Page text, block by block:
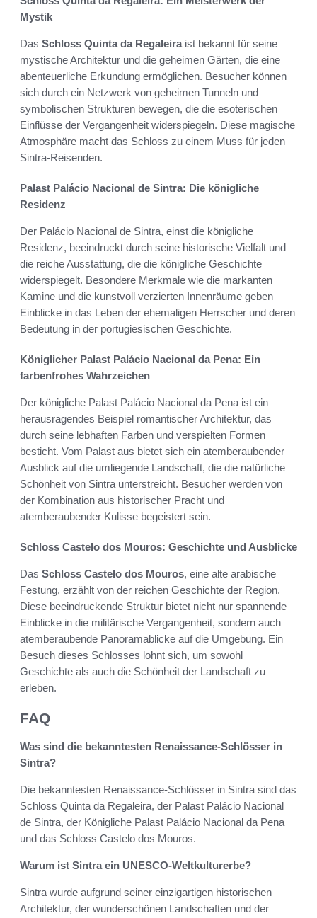
Mystik
Das Schloss Quinta da Regaleiraist bekannt für seine
mystische Architektur und die geheimen Gärten, die eine
abenteuerliche Erkundung ermöglichen. Besucher können
sich durch ein Netzwerk von geheimen Tunneln und
symbolischen Strukturen bewegen, die die esoterischen
Einflüsse der Vergangenheit widerspiegeln. Diese magische
Atmosphäre macht das Schloss zu einem Muss für jeden
Sintra-Reisenden.
Palast Palácio Nacional de Sintra: Die königliche
Residenz
Der Palácio Nacional de Sintra, einst die königliche
Residenz, beeindruckt durch seine historische Vielfalt und
die reiche Ausstattung, die die königliche Geschichte
widerspiegelt. Besondere Merkmale wie die markanten
Kamine und die kunstvoll verzierten Innenräume geben
Einblicke in das Leben der ehemaligen Herrscher und deren
Bedeutung in der portugiesischen Geschichte.
Königlicher Palast Palácio Nacional da Pena: Ein
farbenfrohes Wahrzeichen
Der königliche Palast Palácio Nacional da Pena ist ein
herausragendes Beispiel romantischer Architektur, das
durch seine lebhaften Farben und verspielten Formen
besticht. Vom Palast aus bietet sich ein atemberaubender
Ausblick auf die umliegende Landschaft, die die natürliche
Schönheit von Sintra unterstreicht. Besucher werden von
der Kombination aus historischer Pracht und
atemberaubender Kulisse begeistert sein.
Schloss Castelo dos Mouros: Geschichte und Ausblicke
Das Schloss Castelo dos Mouros, eine alte arabische
Festung, erzählt von der reichen Geschichte der Region.
Diese beeindruckende Struktur bietet nicht nur spannende
Einblicke in die militärische Vergangenheit, sondern auch
atemberaubende Panoramablicke auf die Umgebung. Ein
Besuch dieses Schlosses lohnt sich, um sowohl
Geschichte als auch die Schönheit der Landschaft zu
erleben.
FAQ
Was sind die bekanntesten Renaissance-Schlösser in
Sintra?
Die bekanntesten Renaissance-Schlösser in Sintra sind das
Schloss Quinta da Regaleira, der Palast Palácio Nacional
de Sintra, der Königliche Palast Palácio Nacional da Pena
und das Schloss Castelo dos Mouros.
Warum ist Sintra ein UNESCO-Weltkulturerbe?
Sintra wurde aufgrund seiner einzigartigen historischen
Architektur, der wunderschönen Landschaften und der